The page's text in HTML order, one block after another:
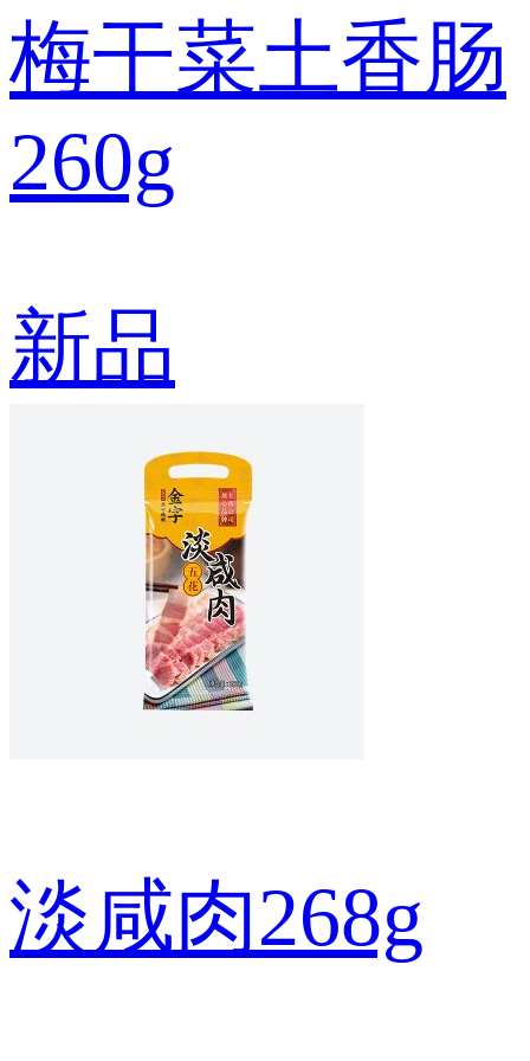
梅干菜土香肠
260g
新品
淡咸肉268g